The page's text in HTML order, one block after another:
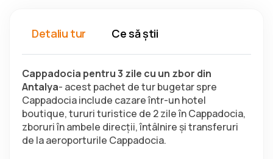
Detaliu tur Ce să știi
Cappadocia pentru 3 zile cu un zbor din
Antalya- acest pachet de tur bugetar spre
Cappadocia include cazare într-un hotel
boutique, tururi turistice de 2 zile în Cappadocia,
zboruri în ambele direcţii, întâlnire şi transferuri
de la aeroporturile Cappadocia.